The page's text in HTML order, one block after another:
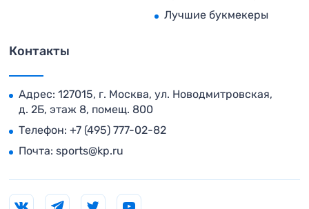
Лучшие букмекеры
Контакты
Адрес: 127015, г. Москва, ул. Новодмитровская,
д. 2Б, этаж 8, помещ. 800
Телефон: +7 (495) 777-02-82
Почта: sports@kp.ru